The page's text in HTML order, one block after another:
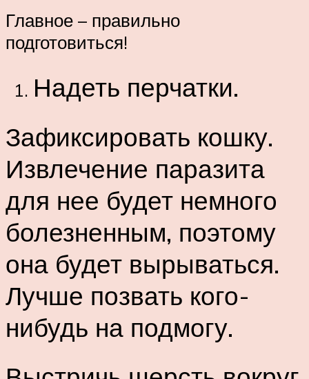
Главное – правильно
подготовиться!
Надеть перчатки.
Зафиксировать кошку.
Извлечение паразита
для нее будет немного
болезненным, поэтому
она будет вырываться.
Лучше позвать кого-
нибудь на подмогу.